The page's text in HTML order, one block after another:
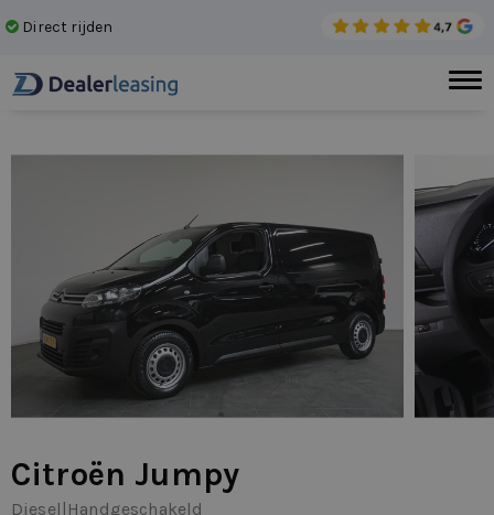
Direct rijden
Citroën Jumpy
Diesel Handgeschakeld